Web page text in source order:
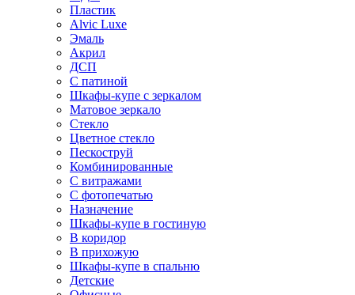
Пластик
Alvic Luxe
Эмаль
Акрил
ДСП
С патиной
Шкафы-купе с зеркалом
Матовое зеркало
Стекло
Цветное стекло
Пескоструй
Комбинированные
С витражами
С фотопечатью
Назначение
Шкафы-купе в гостиную
В коридор
В прихожую
Шкафы-купе в спальню
Детские